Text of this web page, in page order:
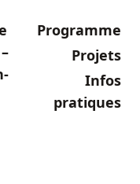
Programme
Projets
Infos
pratiques